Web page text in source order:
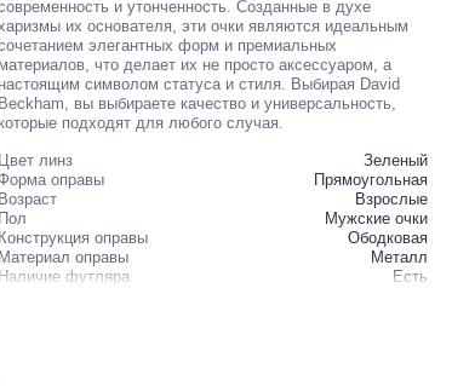
и утонченность. Созданные в духе
их основателя, эти очки являются идеальным
элегантных форм и премиальных
материалов, что делает их не просто аксессуаром, а
настоящим символом статуса и стиля. Выбирая David
Beckham, вы выбираете качество и универсальность,
которые подходят для любого случая.
Цвет линз
Зеленый
оправы
Прямоугольная
Возраст
Взрослые
Пол
Мужские очки
Конструкция оправы
Ободковая
Материал оправы
Металл
Наличие футляра
Есть